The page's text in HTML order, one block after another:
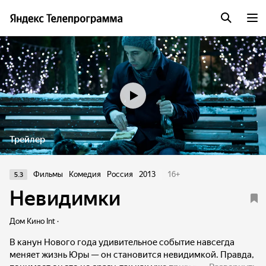
Трейлер
5.3 Фильмы Комедия Россия 2013 16+
Невидимки
Дом Кино Int ·
В канун Нового года удивительное событие навсегда
меняет жизнь Юры — он становится невидимкой. Правда,